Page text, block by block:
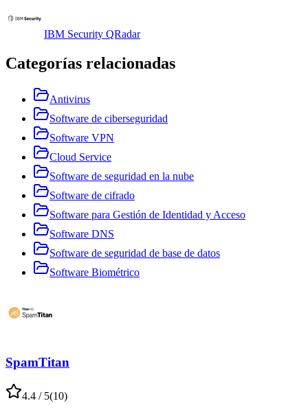
IBM Security QRadar
Categorías relacionadas
Antivirus
Software de ciberseguridad
Software VPN
Cloud Service
Software de seguridad en la nube
Software de cifrado
Software para Gestión de Identidad y Acceso
Software DNS
Software de seguridad de base de datos
Software Biométrico
SpamTitan
4.4 / 5(10)